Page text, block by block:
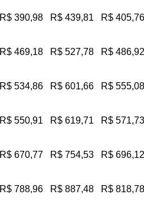
R$ 390,98 R$ 439,81 R$ 405,76
R$ 469,18 R$ 527,78 R$ 486,92
R$ 534,86 R$ 601,66 R$ 555,08
R$ 550,91 R$ 619,71 R$ 571,73
R$ 670,77 R$ 754,53 R$ 696,12
R$ 788,96 R$ 887,48 R$ 818,78